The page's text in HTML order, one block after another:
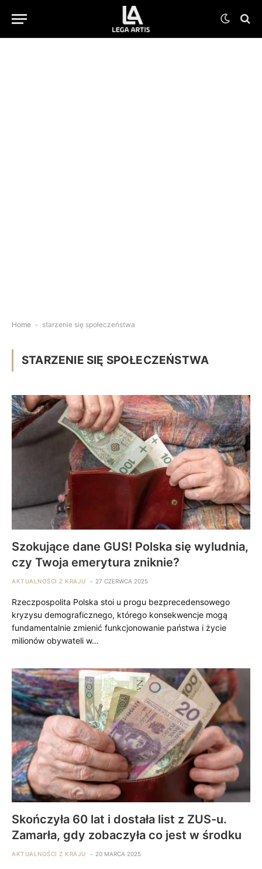
Home - starzenie się społeczeństwa
STARZENIE SIĘ SPOŁECZEŃSTWA
Szokujące dane GUS! Polska się wyludnia,
czy Twoja emerytura zniknie?
AKTUALNOŚCI Z KRAJU 27 CZERWCA 2025
Rzeczpospolita Polska stoi u progu bezprecedensowego
kryzysu demograficznego, którego konsekwencje mogą
fundamentalnie zmienić funkcjonowanie państwa i życie
milionów obywateli w…
Skończyła 60 lat i dostała list z ZUS-u.
Zamarła, gdy zobaczyła co jest w środku
AKTUALNOŚCI Z KRAJU 20 MARCA 2025